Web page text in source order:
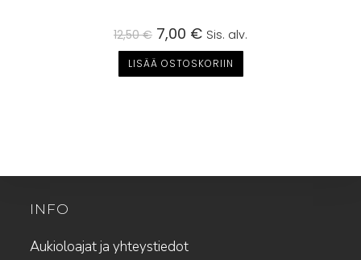
12,50€ Alkuperäinen
hinta
oli:
12,50 €.
7,00 €Nykyinen
hinta
on:
7,00 €.
Sis. alv.
LISÄÄ OSTOSKORIIN
INFO
Aukioloajat ja yhteystiedot